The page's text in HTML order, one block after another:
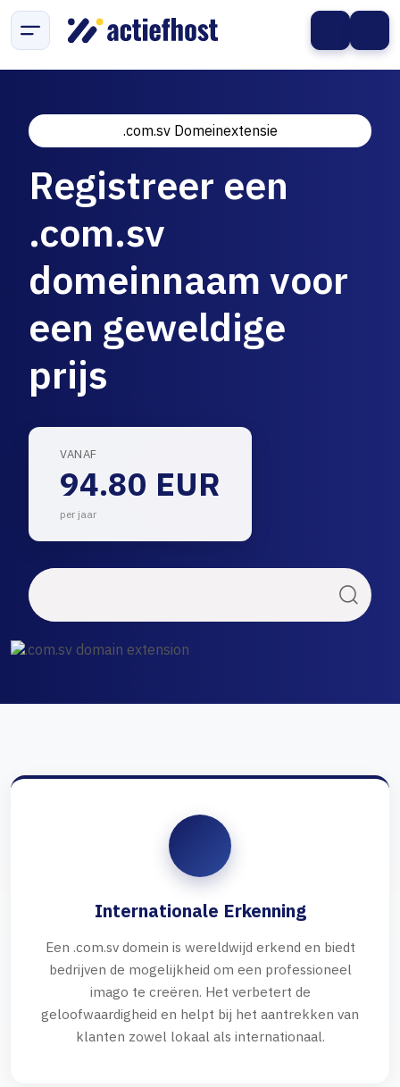
.com.sv Domeinextensie
Registreer een
.com.sv
domeinnaam voor
een geweldige
prijs
VANAF
94.80 EUR
per jaar
Internationale Erkenning
Een .com.sv domein is wereldwijd erkend en biedt
bedrijven de mogelijkheid om een professioneel
imago te creëren. Het verbetert de
geloofwaardigheid en helpt bij het aantrekken van
klanten zowel lokaal als internationaal.